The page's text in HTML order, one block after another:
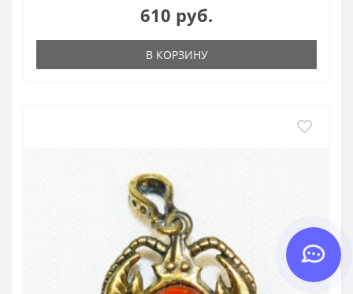
610 руб.
В КОРЗИНУ